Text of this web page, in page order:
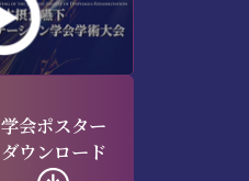
学会ポスター
ダウンロード